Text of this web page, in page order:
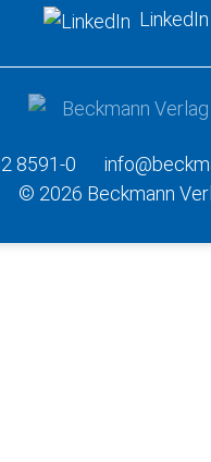
LinkedIn
8591-0
© 2026 Beckmann